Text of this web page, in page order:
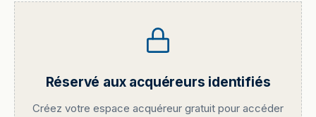
Réservé aux acquéreurs identifiés
Créez votre espace acquéreur gratuit pour accéder